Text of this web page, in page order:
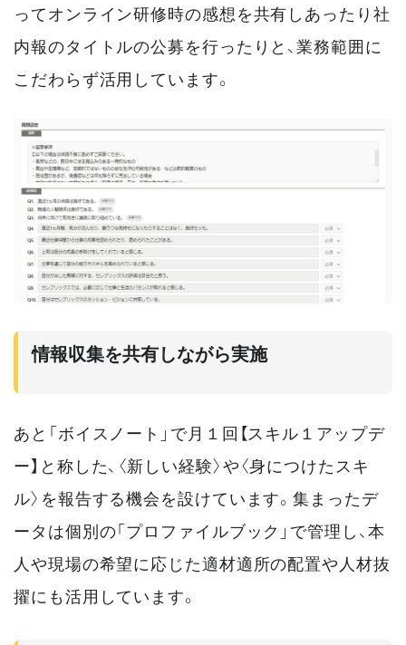
ってオンライン研修時の感想を共有しあったり社
内報のタイトルの公募を行ったりと、業務範囲に
こだわらず活用しています。
情報収集を共有しながら実施
あと「ボイスノート」で月１回【スキル１アップデ
ー】と称した、〈新しい経験〉や〈身につけたスキ
ル〉を報告する機会を設けています。集まったデ
ータは個別の「プロファイルブック」で管理し、本
人や現場の希望に応じた適材適所の配置や人材抜
擢にも活用しています。